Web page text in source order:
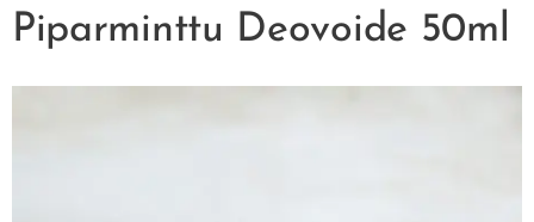
Piparminttu Deovoide 50ml